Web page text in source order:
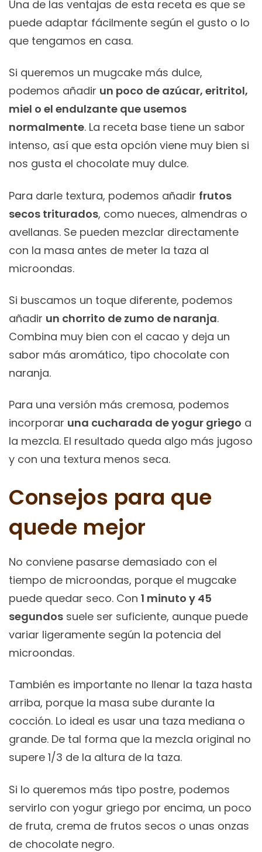
Una de las ventajas de esta receta es que se
puede adaptar fácilmente según el gusto o lo
que tengamos en casa.
Si queremos un mugcake más dulce,
podemos añadir un poco de azúcar, eritritol,
miel o el endulzante que usemos
normalmente. La receta base tiene un sabor
intenso, así que esta opción viene muy bien si
nos gusta el chocolate muy dulce.
Para darle textura, podemos añadir frutos
secos triturados, como nueces, almendras o
avellanas. Se pueden mezclar directamente
con la masa antes de meter la taza al
microondas.
Si buscamos un toque diferente, podemos
añadir un chorrito de zumo de naranja.
Combina muy bien con el cacao y deja un
sabor más aromático, tipo chocolate con
naranja.
Para una versión más cremosa, podemos
incorporar una cucharada de yogur griego a
la mezcla. El resultado queda algo más jugoso
y con una textura menos seca.
Consejos para que
quede mejor
No conviene pasarse demasiado con el
tiempo de microondas, porque el mugcake
puede quedar seco. Con 1 minuto y 45
segundos suele ser suficiente, aunque puede
variar ligeramente según la potencia del
microondas.
También es importante no llenar la taza hasta
arriba, porque la masa sube durante la
cocción. Lo ideal es usar una taza mediana o
grande. De tal forma que la mezcla original no
supere 1/3 de la altura de la taza.
Si lo queremos más tipo postre, podemos
servirlo con yogur griego por encima, un poco
de fruta, crema de frutos secos o unas onzas
de chocolate negro.